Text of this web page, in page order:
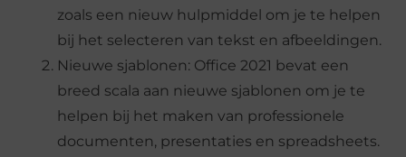
zoals een nieuw hulpmiddel om je te helpen
bij het selecteren van tekst en afbeeldingen.
Nieuwe sjablonen: Office 2021 bevat een
breed scala aan nieuwe sjablonen om je te
helpen bij het maken van professionele
documenten, presentaties en spreadsheets.